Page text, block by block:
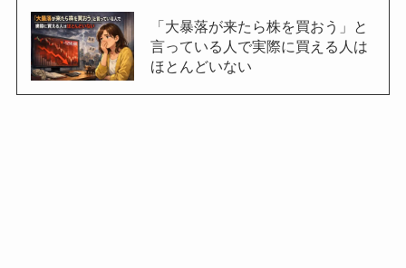
「大暴落が来たら株を買おう」と
言っている人で実際に買える人は
ほとんどいない